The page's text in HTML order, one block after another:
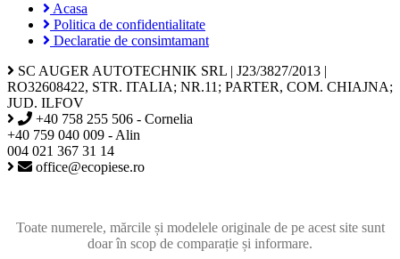
Acasa
Politica de confidentialitate
Declaratie de consimtamant
SC AUGER AUTOTECHNIK SRL | J23/3827/2013 |
RO32608422, STR. ITALIA; NR.11; PARTER, COM. CHIAJNA;
JUD. ILFOV
+40 758 255 506 - Cornelia
+40 759 040 009 - Alin
004 021 367 31 14
office@ecopiese.ro
Toate numerele, mărcile și modelele originale de pe acest site sunt
doar în scop de comparație și informare.